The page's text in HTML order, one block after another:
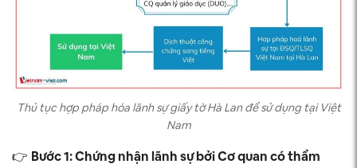
Thủ tục hợp pháp hóa lãnh sự giấy tờ Hà Lan để sử dụng tại Việt
Nam
👉 Bước 1: Chứng nhận lãnh sự bởi Cơ quan có thẩm